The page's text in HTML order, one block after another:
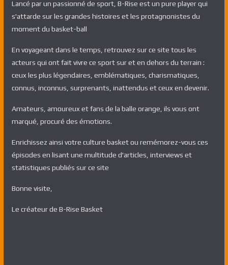
Lancé par un passionné de sport, B-Rise est un pure player qui
s'attarde sur les grandes histoires et les protagnonistes du
moment du basket-ball
En voyageant dans le temps, retrouvez sur ce site tous les
acteurs qui ont fait vivre ce sport sur et en dehors du terrain :
ceux les plus légendaires, emblématiques, charismatiques,
connus, inconnus, surprenants, inattendus et ceux en devenir.
Amateurs, amoureux et fans de la balle orange, ils vous ont
marqué, procuré des émotions.
Enrichissez ainsi votre culture basket ou remémorez-vous ces
épisodes en lisant une multitude d'articles, interviews et
statistiques publiés sur ce site
Bonne visite,
Le créateur de B-Rise Basket